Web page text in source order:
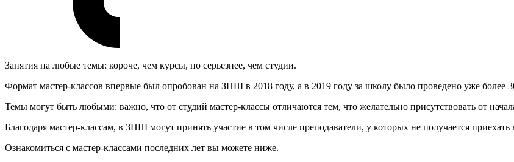
Занятия на любые темы: короче, чем курсы, но серьезнее, чем студии.
Формат мастер-классов впервые был опробован на ЗПШ в 2018 году, а в 2019 году за школу было проведено уже более
Темы могут быть любыми: важно, что от студий мастер-классы отличаются тем, что желательно присутствовать от
Благодаря мастер-классам, в ЗПШ могут принять участие в том числе преподаватели, у которых не получается
Ознакомиться с мастер-классами последних лет вы можете ниже.